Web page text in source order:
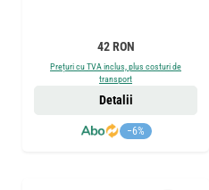
Preț obișnuit:
42 RON
Prețuri cu TVA inclus, plus costuri de
transport
−6%
Detalii